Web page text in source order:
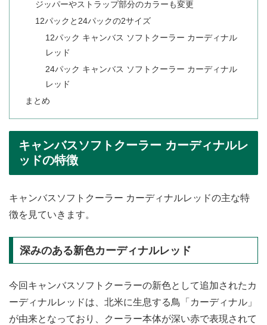
ジッパーやストラップ部分のカラーも変更
12パックと24パックの2サイズ
12パック キャンバス ソフトクーラー カーディナル
レッド
24パック キャンバス ソフトクーラー カーディナル
レッド
まとめ
キャンバスソフトクーラー カーディナルレ
ッドの特徴
キャンバスソフトクーラー カーディナルレッドの主な特
徴を見ていきます。
深みのある新色カーディナルレッド
今回キャンバスソフトクーラーの新色として追加されたカ
ーディナルレッドは、北米に生息する鳥「カーディナル」
が由来となっており、クーラー本体が深い赤で表現されて